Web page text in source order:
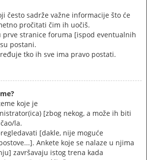
često sadrže važne informacije što će
pročitati čim ih uočiš.
prve stranice foruma [ispod eventualnih
postani.
tko ih sve ima pravo postati.
koje je
[zbog nekog, a može ih biti
la.
[dakle, nije moguće
Ankete koje se nalaze u njima
završavaju istog trena kada